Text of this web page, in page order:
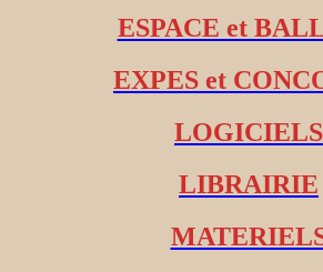
ESPACE et
EXPES et
LOGICIELS
LIBRAIRIE